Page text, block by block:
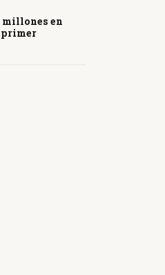
millones en
primer